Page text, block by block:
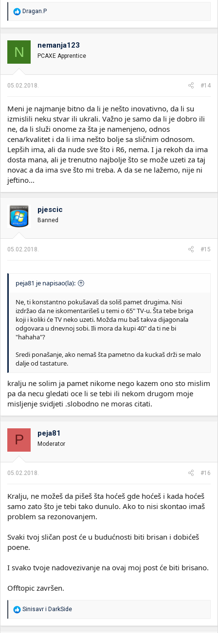
R
a
o
a
n
:
Dragan.P
N nemanja123
PCAXE Apprentice
05.02.2018. #14
Meni je najmanje bitno da li je nešto inovativno, da li su
izmislili neku stvar ili ukrali. Važno je samo da li je dobro ili
ne, da li služi onome za šta je namenjeno, odnos
cena/kvalitet i da li ima nešto bolje sa sličnim odnosom.
Lepših ima, ali da nude sve što i R6, nema. I ja rekoh da ima
dosta mana, ali je trenutno najbolje što se može uzeti za taj
novac a da ima sve što mi treba. A da se ne lažemo, nije ni
jeftino...
pjescic
Banned
05.02.2018. #15
peja81 je napisao(la):
Ne, ti konstantno pokušavaš da soliš pamet drugima. Nisi
izdržao da ne iskomentarišeš u temi o 65" TV-u. Šta tebe briga
koji i koliki će TV neko uzeti. Možda mu baš takva dijagonala
odgovara u dnevnoj sobi. Ili mora da kupi 40" da ti ne bi
"hahaha"?
Sredi ponašanje, ako nemaš šta pametno da kuckaš drži se malo
dalje od tastature.
kralju ne solim ja pamet nikome nego kazem ono sto mislim
pa da necu gledati oce li se tebi ili nekom drugom moje
misljenje svidjeti .slobodno ne moras citati.
P peja81
Moderator
05.02.2018. #16
Kralju, ne možeš da pišeš šta hoćeš gde hoćeš i kada hoćeš
samo zato što je tebi tako dunulo. Ako to nisi skontao imaš
problem sa rezonovanjem.
Svaki tvoj sličan post će u budućnosti biti brisan i dobićeš
poene.
I svako tvoje nadovezivanje na ovaj moj post će biti brisano.
Offtopic završen.
R
a
Sinisavr i DarkSide